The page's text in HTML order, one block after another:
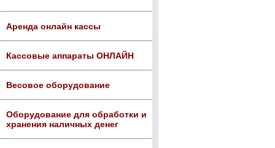
Аренда онлайн кассы
Кассовые аппараты ОНЛАЙН
Весовое оборудование
Оборудование для обработки и
хранения наличных денег